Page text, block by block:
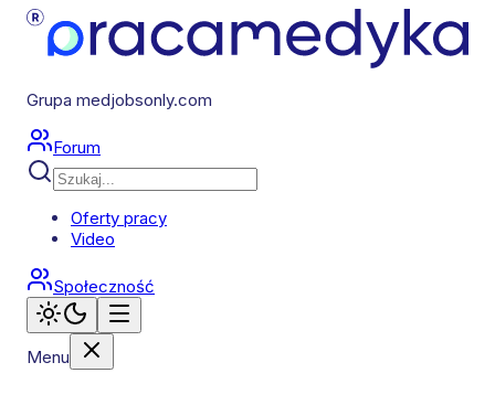
Grupa medjobsonly.com
Forum
Oferty pracy
Video
Społeczność
Menu